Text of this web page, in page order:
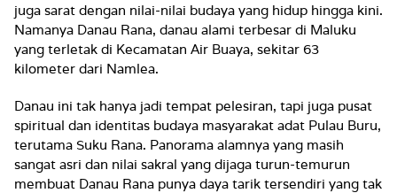
juga sarat dengan nilai-nilai budaya yang hidup hingga kini.
Namanya Danau Rana, danau alami terbesar di Maluku
yang terletak di Kecamatan Air Buaya, sekitar 63
kilometer dari Namlea.
Danau ini tak hanya jadi tempat pelesiran, tapi juga pusat
spiritual dan identitas budaya masyarakat adat Pulau Buru,
terutama Suku Rana. Panorama alamnya yang masih
sangat asri dan nilai sakral yang dijaga turun-temurun
membuat Danau Rana punya daya tarik tersendiri yang tak